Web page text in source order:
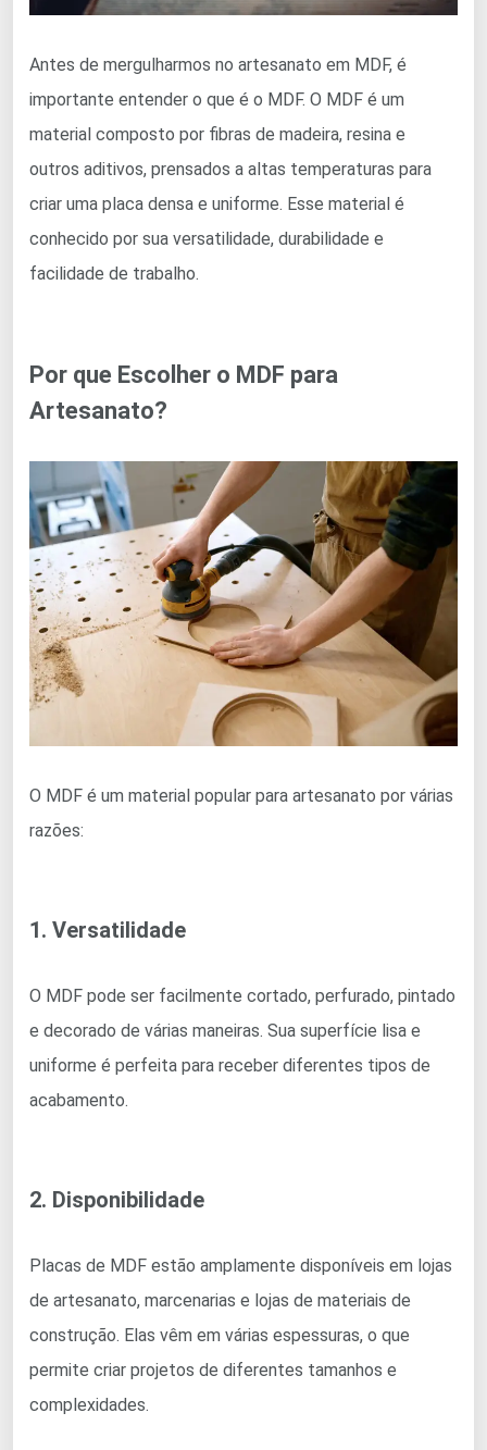
Antes de mergulharmos no artesanato em MDF, é
importante entender o que é o MDF. O MDF é um
material composto por fibras de madeira, resina e
outros aditivos, prensados a altas temperaturas para
criar uma placa densa e uniforme. Esse material é
conhecido por sua versatilidade, durabilidade e
facilidade de trabalho.
Por que Escolher o MDF para
Artesanato?
O MDF é um material popular para artesanato por várias
razões:
1. Versatilidade
O MDF pode ser facilmente cortado, perfurado, pintado
e decorado de várias maneiras. Sua superfície lisa e
uniforme é perfeita para receber diferentes tipos de
acabamento.
2. Disponibilidade
Placas de MDF estão amplamente disponíveis em lojas
de artesanato, marcenarias e lojas de materiais de
construção. Elas vêm em várias espessuras, o que
permite criar projetos de diferentes tamanhos e
complexidades.